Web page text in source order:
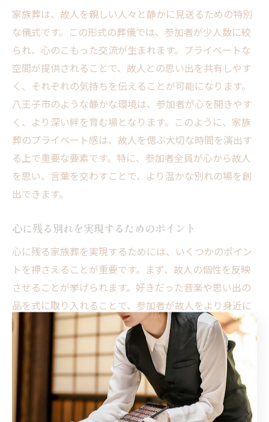
家族葬は、故人を親しい人々と静かに見送るための特別
な儀式です。この形式の葬儀では、参加者が少人数に絞
られ、心のこもった交流が生まれます。プライベートな
空間が提供されることで、故人との思い出を共有しやす
く、それぞれの気持ちを伝えることが可能になります。
八王子市のような静かな環境は、参加者が心を開きやす
く、より深い絆を育む場となります。このように、家族
葬のプライベート感は、故人を偲ぶ大切な時間を演出す
る上で重要な要素です。特に、参加者全員が心から故人
を思い、言葉を交わすことで、より温かな別れの場を創
出できます。
心に残る別れを実現するためのポイント
心に残る家族葬を実現するためには、いくつかのポイン
トを押さえることが重要です。まず、故人の個性を反映
させることが挙げられます。好きだった音楽や思い出の
品を式に取り入れることで、参加者が故人をより身近に
感じることができます。また、少人数の参加者によって
穏やかな雰囲気が生まれ、互いの思いを自由に語る時間
を設けることが、感情の共有を促進します。さらに、八
王子市の美しい自然環境を活かした外部でのセレモニー
も選択肢に入れると良いでしょう。このような工夫によ
り、より深い感動と安らぎを与えることができるので